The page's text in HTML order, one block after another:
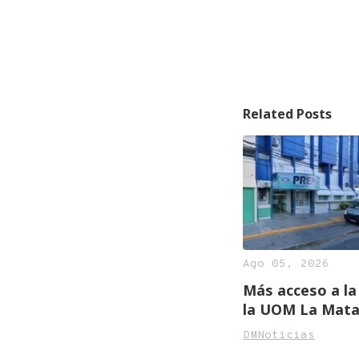
Related Posts
Ago 05, 2026
Más acceso a
la UOM La
elimina los
DMNoticias